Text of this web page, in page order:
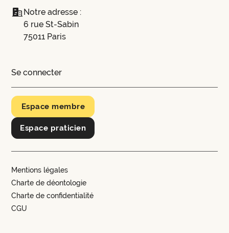
Notre adresse :
6 rue St-Sabin
75011 Paris
Se connecter
Espace membre
Espace praticien
CGU
Charte de confidentialité
Charte de déontologie
Mentions légales